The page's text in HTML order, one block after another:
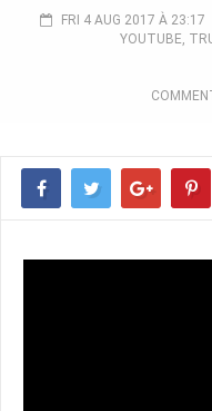
FRI 4 AUG 2017 À 23:17
YOUTUBE,